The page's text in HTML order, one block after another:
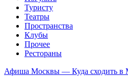
Туристу
Театры
Пространства
Клубы
Прочее
Рестораны
Афиша Москвы — Куда сходить в